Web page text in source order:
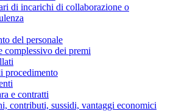
di incarichi di collaborazione o
del personale
complessivo dei premi
procedimento
e contratti
contributi, sussidi, vantaggi economici